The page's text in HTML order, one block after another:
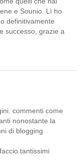
e Sounio. Lì ho
definitivamente
successo, grazie a
commenti come
nonostante la
di blogging
tantissimi